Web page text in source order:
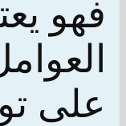
فهو
على